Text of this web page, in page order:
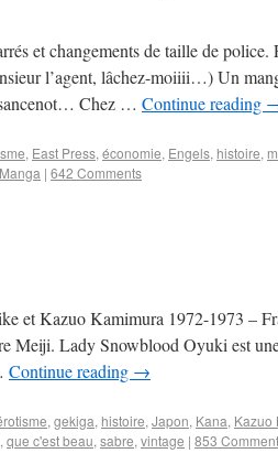
et changements de taille de police.
l’agent, lâchez-moiiii…) Un
Chez … Continue reading
, East Press, économie, Engels, histoire,
| 642 Comments
et Kazuo Kamimura 1972-1973 –
Meiji. Lady Snowblood Oyuki est
Continue reading →
, gekiga, histoire, Japon, Kana, Kazuo
, que c'est beau, sabre, vintage | 853